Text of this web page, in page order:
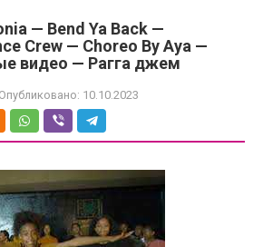
— Bend Ya Back —
Crew — Choreo By Aya —
видео — Рагга джем
Опубликовано: 10.10.2023